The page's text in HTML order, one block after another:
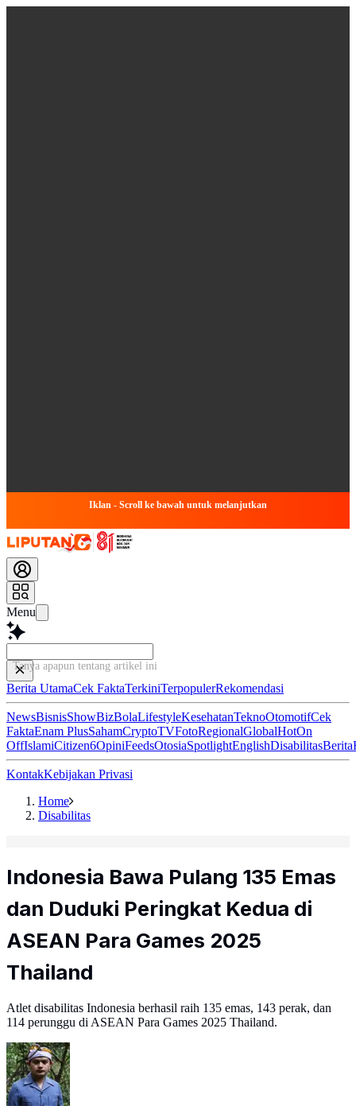
Iklan - Scroll ke bawah untuk melanjutkan
Menu
Tanya apapun tentang artikel ini...
Berita UtamaCek FaktaTerkiniTerpopulerRekomendasi
NewsBisnisShowBizBolaLifestyleKesehatanTeknoOtomotifCek
FaktaEnam PlusSahamCryptoTVFotoRegionalGlobalHotOn
OffIslamiCitizen6OpiniFeedsOtosiaSpotlightEnglishDisabilitasBerita
KontakKebijakan Privasi
Home
Disabilitas
Indonesia Bawa Pulang 135 Emas
dan Duduki Peringkat Kedua di
ASEAN Para Games 2025
Thailand
Atlet disabilitas Indonesia berhasil raih 135 emas, 143 perak, dan
114 perunggu di ASEAN Para Games 2025 Thailand.